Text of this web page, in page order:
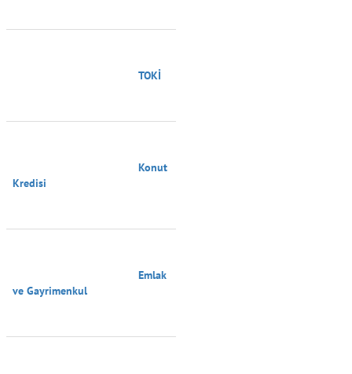
Kredisi
ve Gayrimenkul